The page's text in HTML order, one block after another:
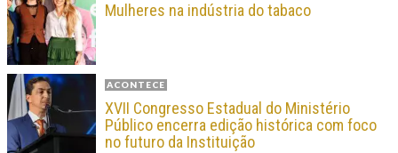
Mulheres na indústria do tabaco
ACONTECE
XVII Congresso Estadual do Ministério
Público encerra edição histórica com foco
no futuro da Instituição